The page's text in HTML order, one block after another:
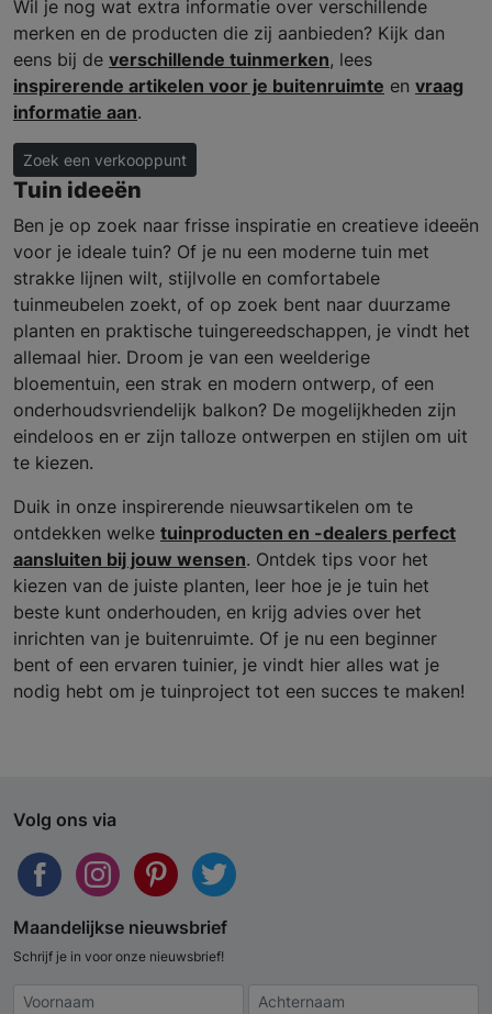
Wil je nog wat extra informatie over verschillende
merken en de producten die zij aanbieden? Kijk dan
eens bij de verschillende tuinmerken, lees
inspirerende artikelen voor je buitenruimte en vraag
informatie aan.
Zoek een verkooppunt
Tuin ideeën
Ben je op zoek naar frisse inspiratie en creatieve ideeën
voor je ideale tuin? Of je nu een moderne tuin met
strakke lijnen wilt, stijlvolle en comfortabele
tuinmeubelen zoekt, of op zoek bent naar duurzame
planten en praktische tuingereedschappen, je vindt het
allemaal hier. Droom je van een weelderige
bloementuin, een strak en modern ontwerp, of een
onderhoudsvriendelijk balkon? De mogelijkheden zijn
eindeloos en er zijn talloze ontwerpen en stijlen om uit
te kiezen.
Duik in onze inspirerende nieuwsartikelen om te
ontdekken welke tuinproducten en -dealers perfect
aansluiten bij jouw wensen. Ontdek tips voor het
kiezen van de juiste planten, leer hoe je je tuin het
beste kunt onderhouden, en krijg advies over het
inrichten van je buitenruimte. Of je nu een beginner
bent of een ervaren tuinier, je vindt hier alles wat je
nodig hebt om je tuinproject tot een succes te maken!
Volg ons via
Maandelijkse nieuwsbrief
Schrijf je in voor onze nieuwsbrief!